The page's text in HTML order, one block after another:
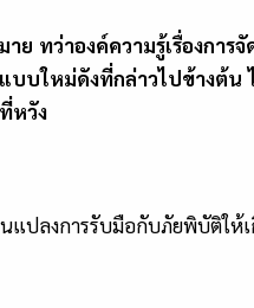
ย ทว่าองค์ความรู้เรื่องกา
บบใหม่ดังที่กล่าวไปข้างต้น
หวัง
แปลงการรับมือกับภัยพิบัติให้